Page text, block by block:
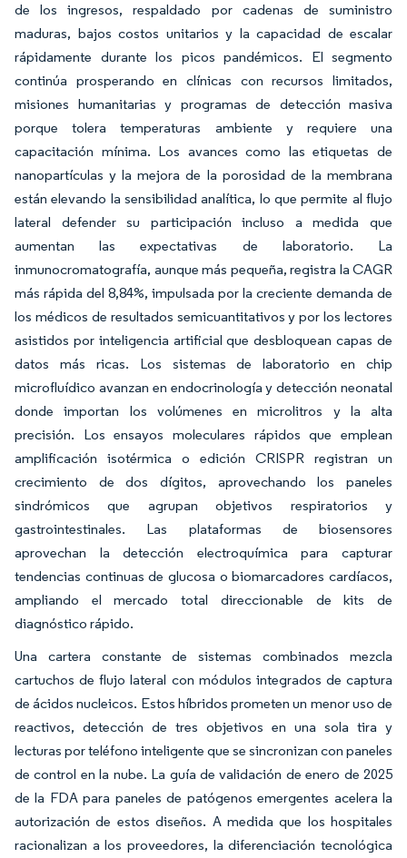
de los ingresos, respaldado por cadenas de suministro
maduras, bajos costos unitarios y la capacidad de escalar
rápidamente durante los picos pandémicos. El segmento
continúa prosperando en clínicas con recursos limitados,
misiones humanitarias y programas de detección masiva
porque tolera temperaturas ambiente y requiere una
capacitación mínima. Los avances como las etiquetas de
nanopartículas y la mejora de la porosidad de la membrana
están elevando la sensibilidad analítica, lo que permite al flujo
lateral defender su participación incluso a medida que
aumentan las expectativas de laboratorio. La
inmunocromatografía, aunque más pequeña, registra la CAGR
más rápida del 8,84%, impulsada por la creciente demanda de
los médicos de resultados semicuantitativos y por los lectores
asistidos por inteligencia artificial que desbloquean capas de
datos más ricas. Los sistemas de laboratorio en chip
microfluídico avanzan en endocrinología y detección neonatal
donde importan los volúmenes en microlitros y la alta
precisión. Los ensayos moleculares rápidos que emplean
amplificación isotérmica o edición CRISPR registran un
crecimiento de dos dígitos, aprovechando los paneles
sindrómicos que agrupan objetivos respiratorios y
gastrointestinales. Las plataformas de biosensores
aprovechan la detección electroquímica para capturar
tendencias continuas de glucosa o biomarcadores cardíacos,
ampliando el mercado total direccionable de kits de
diagnóstico rápido.
Una cartera constante de sistemas combinados mezcla
cartuchos de flujo lateral con módulos integrados de captura
de ácidos nucleicos. Estos híbridos prometen un menor uso de
reactivos, detección de tres objetivos en una sola tira y
lecturas por teléfono inteligente que se sincronizan con paneles
de control en la nube. La guía de validación de enero de 2025
de la FDA para paneles de patógenos emergentes acelera la
autorización de estos diseños. A medida que los hospitales
racionalizan a los proveedores, la diferenciación tecnológica